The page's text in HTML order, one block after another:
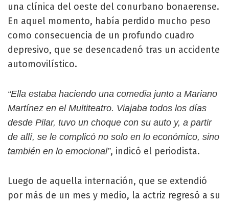
una clínica del oeste del conurbano bonaerense.
En aquel momento, había perdido mucho peso
como consecuencia de un profundo cuadro
depresivo, que se desencadenó tras un accidente
automovilístico.
“Ella estaba haciendo una comedia junto a Mariano
Martínez en el Multiteatro. Viajaba todos los días
desde Pilar, tuvo un choque con su auto y, a partir
de allí, se le complicó no solo en lo económico, sino
también en lo emocional”, indicó el periodista.
Luego de aquella internación, que se extendió
por más de un mes y medio, la actriz regresó a su